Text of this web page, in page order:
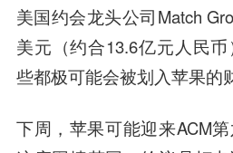
美国约会龙头公司Match
美元（约合13.6亿元人民
些都极可能会被划入苹果的
下周，苹果可能迎来ACM